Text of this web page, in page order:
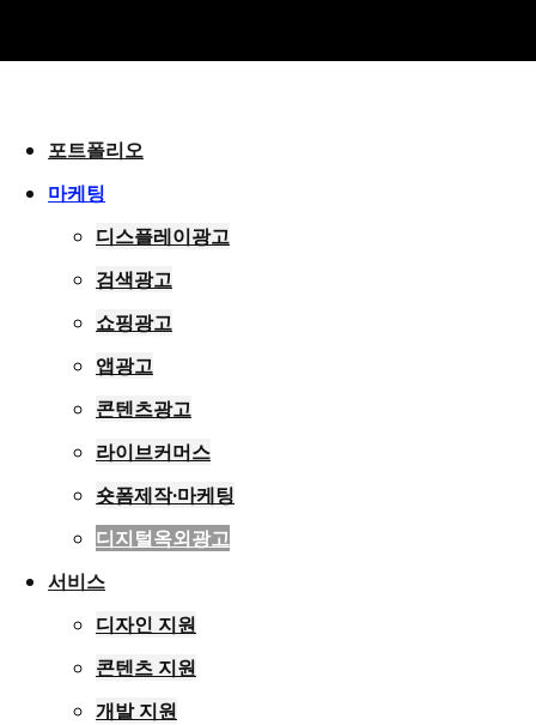
포트폴리오
마케팅
디스플레이광고
검색광고
쇼핑광고
앱광고
콘텐츠광고
라이브커머스
숏폼제작·마케팅
디지털옥외광고
서비스
디자인 지원
콘텐츠 지원
개발 지원